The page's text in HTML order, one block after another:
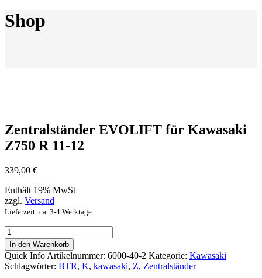
Shop
Zentralständer EVOLIFT für Kawasaki
Z750 R 11-12
339,00 €
Enthält 19% MwSt
zzgl. Versand
Lieferzeit: ca. 3-4 Werktage
Zentralständer
EVOLIFT
für
Kawasaki
Z750
In den Warenkorb
Quick Info Artikelnummer: 6000-40-2 Kategorie: Kawasaki
Schlagwörter: BTR, K, kawasaki, Z, Zentralständer